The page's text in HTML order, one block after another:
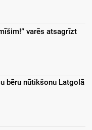
varēs atsagrīzt
bēru nūtikšonu Latgolā